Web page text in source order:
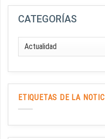
CATEGORÍAS
ETIQUETAS DE LA